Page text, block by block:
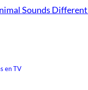
Sounds Different
en TV